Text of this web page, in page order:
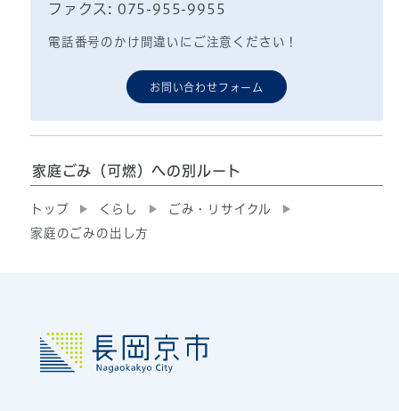
ファクス: 075-955-9955
電話番号のかけ間違いにご注意ください！
お問い合わせフォーム
家庭ごみ（可燃）への別ルート
トップ くらし
ごみ・リサイクル
家庭のごみの出し方